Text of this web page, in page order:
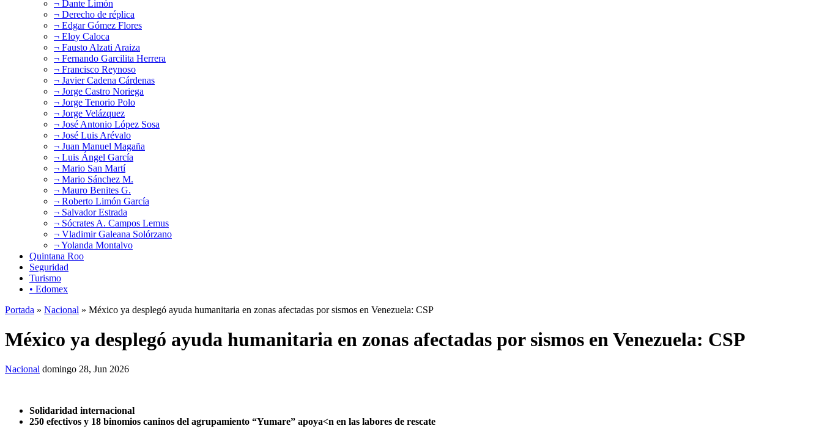
¬ Dante Limón
¬ Derecho de réplica
¬ Edgar Gómez Flores
¬ Eloy Caloca
¬ Fausto Alzati Araiza
¬ Fernando Garcilita Herrera
¬ Francisco Reynoso
¬ Javier Cadena Cárdenas
¬ Jorge Castro Noriega
¬ Jorge Tenorio Polo
¬ Jorge Velázquez
¬ José Antonio López Sosa
¬ José Luis Arévalo
¬ Juan Manuel Magaña
¬ Luis Ángel García
¬ Mario San Martí
¬ Mario Sánchez M.
¬ Mauro Benites G.
¬ Roberto Limón García
¬ Salvador Estrada
¬ Sócrates A. Campos Lemus
¬ Vladimir Galeana Solórzano
¬ Yolanda Montalvo
Quintana Roo
Seguridad
Turismo
• Edomex
Portada » Nacional » México ya desplegó ayuda humanitaria en zonas afectadas por sismos en Venezuela: CSP
México ya desplegó ayuda humanitaria en zonas afectadas por sismos en Venezuela: CSP
Nacional domingo 28, Jun 2026
Solidaridad internacional
250 efectivos y 18 binomios caninos del agrupamiento “Yumare” apoya<n en las labores de rescate